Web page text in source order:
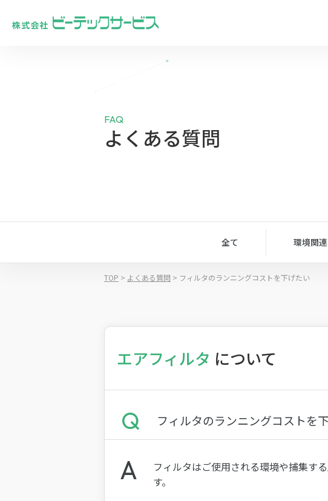
FAQ
よくある質問
全て 環境関連
TOP > よくある質問 > フィルタのランニングコストを下げたい
エアフィルタ について
フィルタのランニングコストを
フィルタはご使用される環境や捕集す
す。